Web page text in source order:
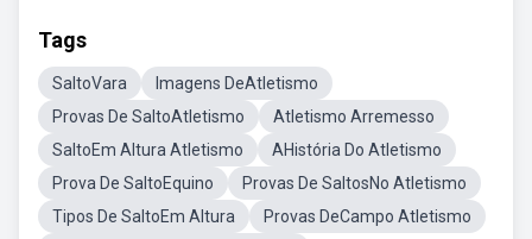
Tags
SaltoVara
Imagens DeAtletismo
Provas De SaltoAtletismo
Atletismo Arremesso
SaltoEm Altura Atletismo
AHistória Do Atletismo
Prova De SaltoEquino
Provas De SaltosNo Atletismo
Tipos De SaltoEm Altura
Provas DeCampo Atletismo